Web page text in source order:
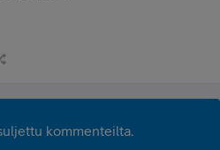
kommenteilta.